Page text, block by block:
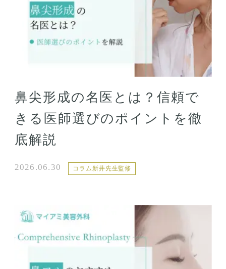
鼻尖形成の名医とは？信頼で
きる医師選びのポイントを徹
底解説
2026.06.30 コラム新井先生監修